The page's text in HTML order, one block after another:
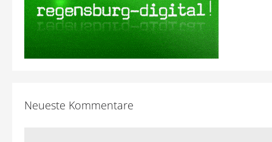
Neueste Kommentare